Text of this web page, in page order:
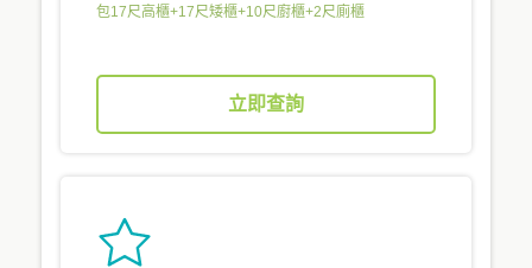
包17尺高櫃+17尺矮櫃+10尺廚櫃+2尺廁櫃
立即查詢